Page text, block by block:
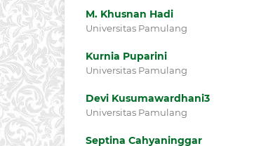
M. Khusnan Hadi
Universitas Pamulang
Kurnia Puparini
Universitas Pamulang
Devi Kusumawardhani3
Universitas Pamulang
Septina Cahyaninggar